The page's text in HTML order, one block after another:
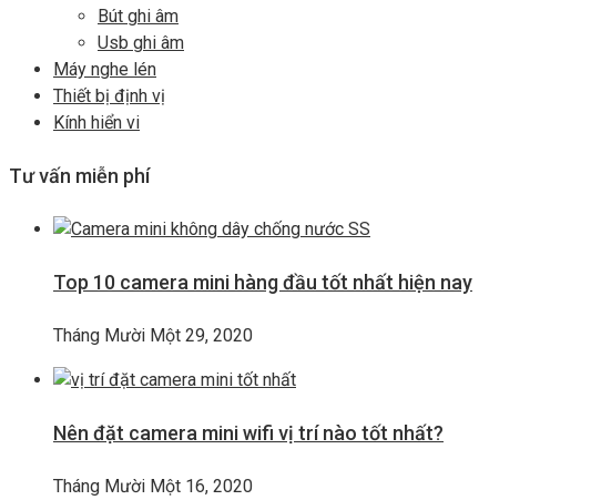
Bút ghi âm
Usb ghi âm
Máy nghe lén
Thiết bị định vị
Kính hiển vi
Tư vấn miễn phí
Top 10 camera mini hàng đầu tốt nhất hiện nay
Tháng Mười Một 29, 2020
Nên đặt camera mini wifi vị trí nào tốt nhất?
Tháng Mười Một 16, 2020